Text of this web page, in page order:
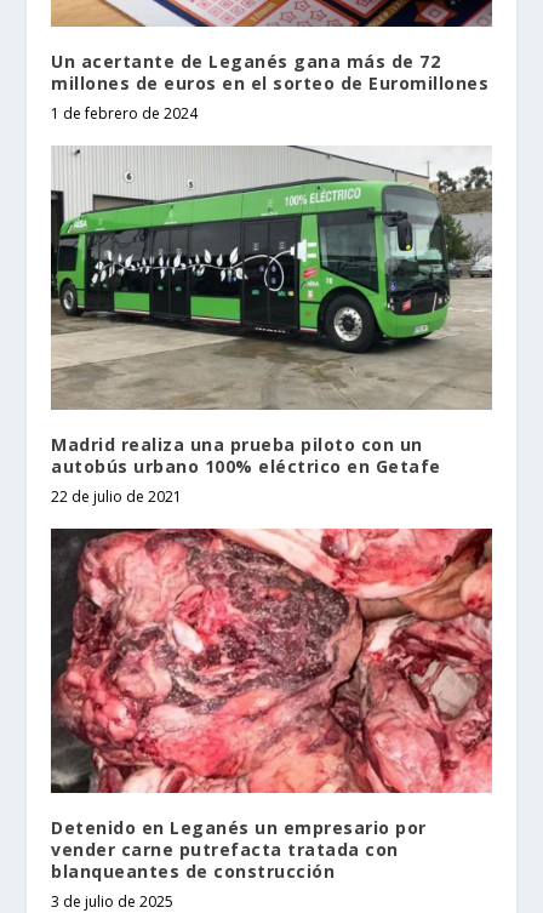
Un acertante de Leganés gana más de 72
millones de euros en el sorteo de Euromillones
1 de febrero de 2024
Madrid realiza una prueba piloto con un
autobús urbano 100% eléctrico en Getafe
22 de julio de 2021
Detenido en Leganés un empresario por
vender carne putrefacta tratada con
blanqueantes de construcción
3 de julio de 2025